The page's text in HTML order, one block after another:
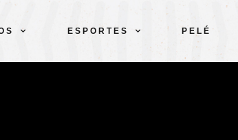
ESPORTES PELÉ